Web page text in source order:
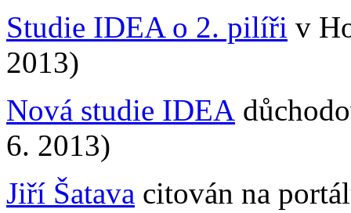
Studie IDEA o 2. pilíři v
2013)
Nová studie IDEA
6. 2013)
Jiří Šatava citován na